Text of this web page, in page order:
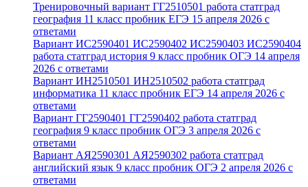
Тренировочный вариант ГГ2510501 работа статград
география 11 класс пробник ЕГЭ 15 апреля 2026 с
ответами
Вариант ИС2590401 ИС2590402 ИС2590403 ИС2590404
работа статград история 9 класс пробник ОГЭ 14 апреля
2026 с ответами
Вариант ИН2510501 ИН2510502 работа статград
информатика 11 класс пробник ЕГЭ 14 апреля 2026 с
ответами
Вариант ГГ2590401 ГГ2590402 работа статград
география 9 класс пробник ОГЭ 3 апреля 2026 с
ответами
Вариант АЯ2590301 АЯ2590302 работа статград
английский язык 9 класс пробник ОГЭ 2 апреля 2026 с
ответами